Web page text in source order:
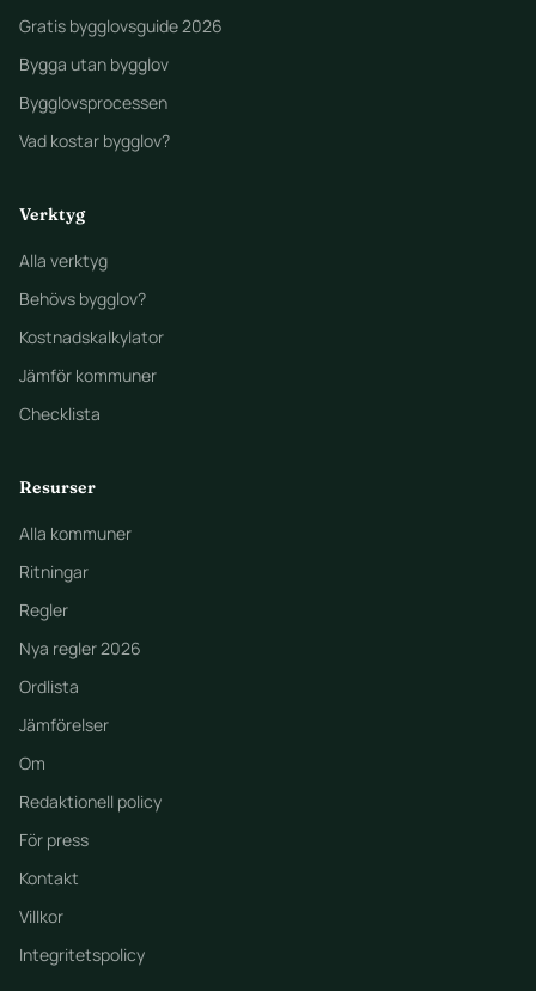
Gratis bygglovsguide 2026
Bygga utan bygglov
Bygglovsprocessen
Vad kostar bygglov?
Verktyg
Alla verktyg
Behövs bygglov?
Kostnadskalkylator
Jämför kommuner
Checklista
Resurser
Alla kommuner
Ritningar
Regler
Nya regler 2026
Ordlista
Jämförelser
Om
Redaktionell policy
För press
Kontakt
Villkor
Integritetspolicy